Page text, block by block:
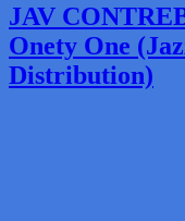
JAV
Onety One
Distribution)